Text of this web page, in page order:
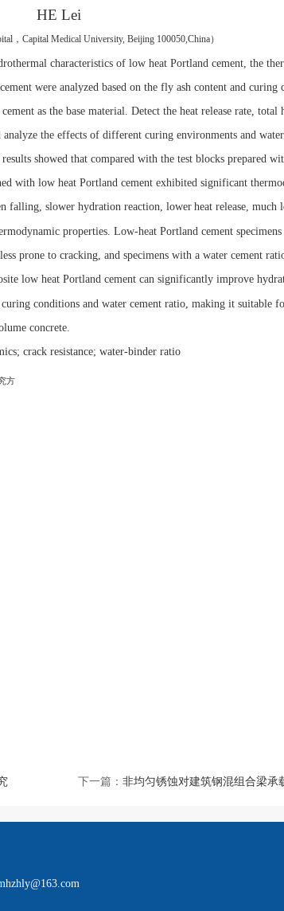
HE Lei
， Capital Medical University, Beijing 100050,China）
characteristics of low heat Portland cement, the
were analyzed based on the fly ash content and curing
as the base material. Detect the heat release rate, total
the effects of different curing environments and
showed that compared with the test blocks prepared
with low heat Portland cement exhibited significant
falling, slower hydration reaction, lower heat release, much
properties. Low-heat Portland cement
prone to cracking, and specimens with a water cement
low heat Portland cement can significantly improve
conditions and water cement ratio, making it suitable
concrete.
crack resistance; water-binder ratio
方
下一篇： 非均匀锈蚀对建筑钢混组合梁承